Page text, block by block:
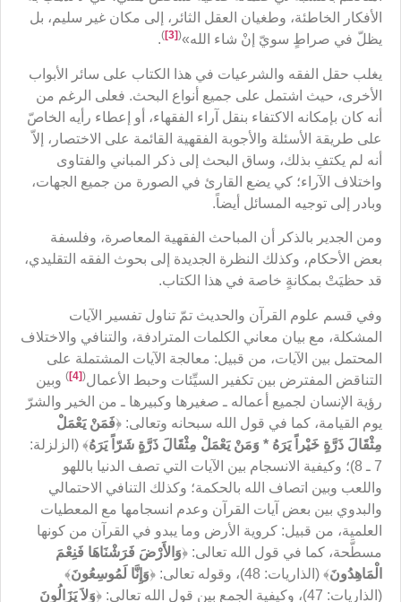
الأفكار الخاطئة، وطغيان العقل الثائر، إلى مكان غير سليم، بل
يظلّ في صراطٍ سويّ إنْ شاء الله»(
[3]
)
.
يغلب حقل الفقه والشرعيات في هذا الكتاب على سائر الأبواب
الأخرى، حيث اشتمل على جميع أنواع البحث. فعلى الرغم من
أنه كان بإمكانه الاكتفاء بنقل آراء الفقهاء، أو إعطاء رأيه الخاصّ
على طريقة الأسئلة والأجوبة الفقهية القائمة على الاختصار، إلاّ
أنه لم يكتفِ بذلك، وساق البحث إلى ذكر المباني والفتاوى
واختلاف الآراء؛ كي يضع القارئ في الصورة من جميع الجهات،
وبادر إلى توجيه المسائل أيضاً.
ومن الجدير بالذكر أن المباحث الفقهية المعاصرة، وفلسفة
بعض الأحكام، وكذلك النظرة الجديدة إلى بحوث الفقه التقليدي،
قد حظيَتْ بمكانةٍ خاصة في هذا الكتاب.
وفي قسم علوم القرآن والحديث تمّ تناول تفسير الآيات
المشكلة، مع بيان معاني الكلمات المترادفة، والتنافي والاختلاف
المحتمل بين الآيات، من قبيل: معالجة الآيات المشتملة على
التناقض المفترض بين تكفير السيِّئات وحبط الأعمال(
[4]
) وبين
رؤية الإنسان لجميع أعماله ـ صغيرها وكبيرها ـ من الخير والشرّ
يوم القيامة، كما في قول الله سبحانه وتعالى: ﴿فَمَنْ يَعْمَلْ
مِثْقَالَ ذَرَّةٍ خَيْراً يَرَهُ * وَمَنْ يَعْمَلْ مِثْقَالَ ذَرَّةٍ شَرّاً يَرَهُ﴾ (الزلزلة:
7 ـ 8)؛ وكيفية الانسجام بين الآيات التي تصف الدنيا باللهو
واللعب وبين اتصاف الله بالحكمة؛ وكذلك التنافي الاحتمالي
والبدوي بين بعض آيات القرآن وعدم انسجامها مع المعطيات
العلمية، من قبيل: كروية الأرض وما يبدو في القرآن من كونها
مسطَّحة، كما في قول الله تعالى: ﴿وَالأَرْضَ فَرَشْنَاهَا فَنِعْمَ
الْمَاهِدُونَ﴾ (الذاريات: 48)، وقوله تعالى: ﴿ وَإِنَّا لَمُوسِعُونَ﴾
(الذاريات: 47)، وكيفية الجمع بين قول الله تعالى: ﴿
وَلاَ يَزَالُونَ